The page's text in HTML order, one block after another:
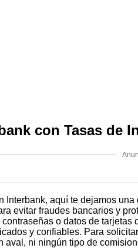
con Tasas de
Interbank, aquí te dejamos
evitar fraudes bancarios y
o datos de
y confiables. Para
ni ningún tipo de